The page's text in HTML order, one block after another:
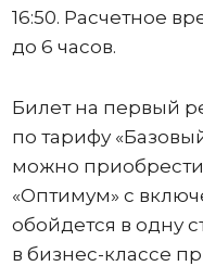
16:50. Расчетное
до 6 часов.
Билет на первый
по тарифу
можно приобрести
«Оптимум» с
обойдется в одну
в бизнес-классе